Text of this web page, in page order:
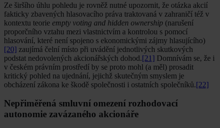
Ze širšího úhlu pohledu je rovněž nutné upozornit, že otázka akcií
fakticky zbavených hlasovacího práva traktovaná v zahraničí též v
kontextu teorie empty voting and hidden ownership (narušení
proporčního vztahu mezi vlastnictvím a kontrolou s pomocí
hlasování, které není spojeno s ekonomickými zájmy hlasujícího)
[20] zaujímá čelní místo při uvádění jednotlivých skutkových
podstat nedovolených akcionářských dohod.[21] Domnívám se, že i
v českém právním prostředí by se proto mohl (a měl) prosadit
kritický pohled na ujednání, jejichž skutečným smyslem je
obcházení zákona ke škodě společnosti i ostatních společníků.[22]
Nepřiměřená smluvní omezení rozhodovací
autonomie zavázaného akcionáře